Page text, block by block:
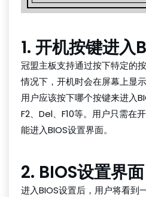
1. 开机按键进入
冠盟主板支持通过按下特定的
情况下，开机时会在屏幕上显
用户应该按下哪个按键来进入
F2、Del、F10等。用户只需在
能进入BIOS设置界面。
2. BIOS设置界面
进入BIOS设置后，用户将看到